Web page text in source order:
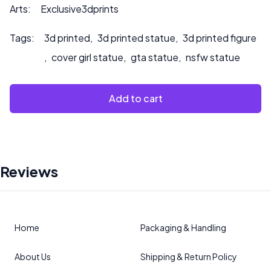
dipingiamo il prodotto.
Arts: Exclusive3dprints
Tags: 3d printed, 3d printed statue, 3d printed figure
, cover girl statue, gta statue, nsfw statue
Add to cart
Reviews
Home
About Us
Packaging & Handling
Shipping & Return Policy